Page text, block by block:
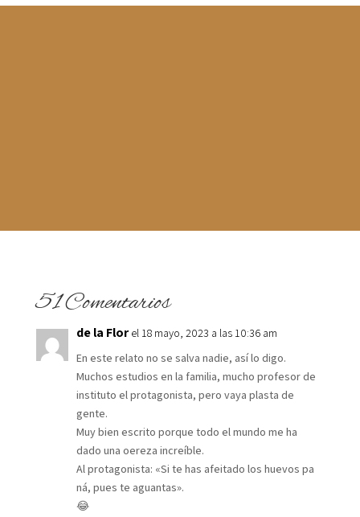
51 Comentarios
de la Flor el 18 mayo, 2023 a las 10:36 am
En este relato no se salva nadie, así lo digo.
Muchos estudios en la familia, mucho profesor de
instituto el protagonista, pero vaya plasta de
gente.
Muy bien escrito porque todo el mundo me ha
dado una oereza increíble.
Al protagonista: «Si te has afeitado los huevos pa
ná, pues te aguantas».
😂